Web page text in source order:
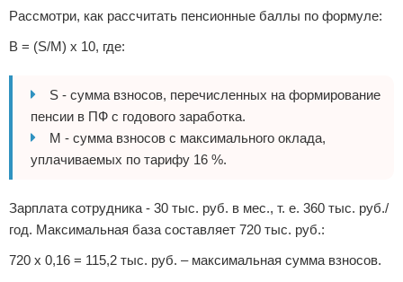
Рассмотри, как рассчитать пенсионные баллы по формуле:
В = (S/M) х 10, где:
S - сумма взносов, перечисленных на формирование
пенсии в ПФ с годового заработка.
M - сумма взносов с максимального оклада,
уплачиваемых по тарифу 16 %.
Зарплата сотрудника - 30 тыс. руб. в мес., т. е. 360 тыс. руб./
год. Максимальная база составляет 720 тыс. руб.:
720 х 0,16 = 115,2 тыс. руб. – максимальная сумма взносов.